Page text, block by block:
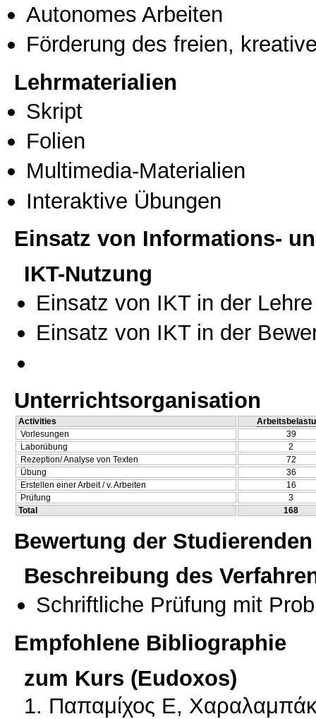
Autonomes Arbeiten
Förderung des freien,
Lehrmaterialien
Skript
Folien
Multimedia-Materialien
Interaktive Übungen
Einsatz von Informations-
IKT-Nutzung
Einsatz von IKT in der Lehre
Einsatz von IKT in der
Unterrichtsorganisation
Activities
Vorlesungen
39
Laborübung
2
Rezeption/ Analyse von Texten
72
Übung
36
Erstellen einer Arbeit / v. Arbeiten
16
Prüfung
3
Total
168
Bewertung der Studierenden
Beschreibung des
Schriftliche Prüfung mit
Empfohlene Bibliographie
zum Kurs (Eudoxos)
1. Παπαμίχος Ε,